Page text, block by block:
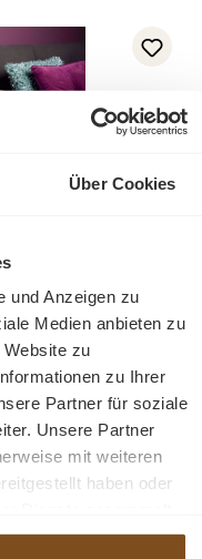
Über Cookies
und Anzeigen zu
Medien anbieten zu
zu
zu Ihrer
Partner für soziale
Unsere Partner
mit weiteren
haben oder
60 cm